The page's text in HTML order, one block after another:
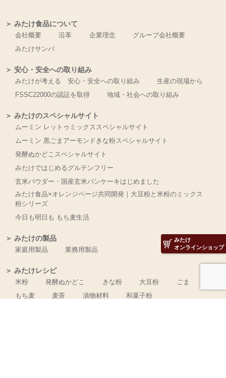
＞ みたけ食品について
会社概要
沿革 企業理念
グループ会社概要
みたけサンバ
＞ 安心・安全への取り組み
みたけが考える 安心・安全への取り組み
生産の現場から
FSSC22000の認証を取得
地域・社会への取り組み
＞ みたけのスペシャルサイト
ムーミン レットゥミックススペシャルサイト
ムーミン 黒ごまアーモンドきな粉スペシャルサイト
発酵ぬかどこスペシャルサイト
みたけではじめるグルテンフリー
玄米パウダー・国産玄米パンケーキはじめました
みたけ食品×オレンジページ共同開発｜大豆粉と米粉のミックス
粉シリーズ
今日も明日も もち麦生活
＞ みたけの製品
家庭用製品
業務用製品
＞ みたけレシピ
米粉
発酵ぬかどこ きな粉 大豆粉
ごま
もち麦
麦茶 漬物材料 和菓子粉
みたけ
オンラインショップ